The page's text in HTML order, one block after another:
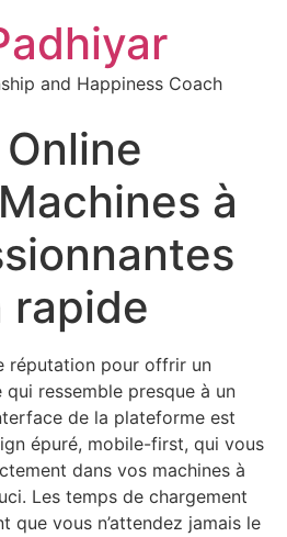
and Happiness Coach
à
rapide
réputation pour offrir un
ressemble presque à un
de la plateforme est
épuré, mobile-first, qui vous
dans vos machines à
Les temps de chargement
que vous n’attendez jamais le